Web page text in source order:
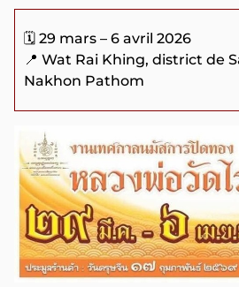
🗓️ 29 mars – 6 avril 2026
📍 Wat Rai Khing, district de
Nakhon Pathom